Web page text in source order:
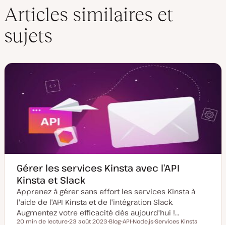
W
b
e
d
I
n
t
r
u
Articles similaires et
sujets
Gérer les services Kinsta avec l’API
Kinsta et Slack
Apprenez à gérer sans effort les services Kinsta à
l'aide de l'API Kinsta et de l'intégration Slack.
Augmentez votre efficacité dès aujourd'hui !…
20 min de lecture 23 août 2023 Blog API Node.js Services Kinsta